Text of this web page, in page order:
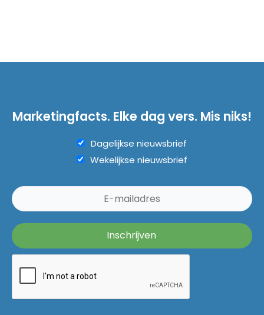
Marketingfacts. Elke dag vers. Mis niks!
Dagelijkse nieuwsbrief
Wekelijkse nieuwsbrief